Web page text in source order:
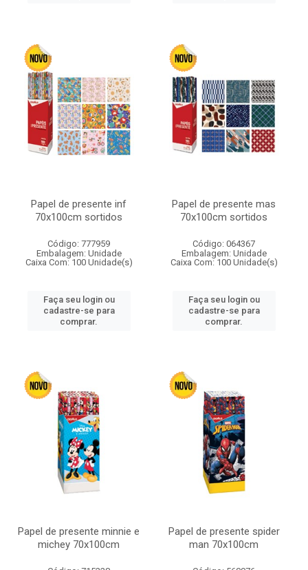
Papel de presente inf
70x100cm sortidos
Código: 777959
Embalagem: Unidade
Caixa Com: 100 Unidade(s)
Faça seu login ou
cadastre-se para
comprar.
Papel de presente mas
70x100cm sortidos
Código: 064367
Embalagem: Unidade
Caixa Com: 100 Unidade(s)
Faça seu login ou
cadastre-se para
comprar.
Papel de presente minnie e
michey 70x100cm
Papel de presente spider
man 70x100cm